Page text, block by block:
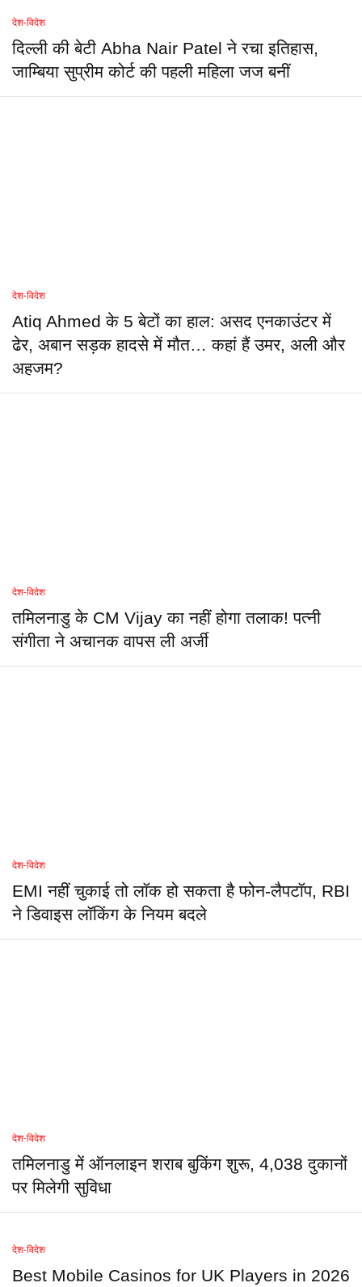
देश-विदेश
दिल्ली की बेटी Abha Nair Patel ने रचा इतिहास,
जाम्बिया सुप्रीम कोर्ट की पहली महिला जज बनीं
देश-विदेश
Atiq Ahmed के 5 बेटों का हाल: असद एनकाउंटर में
ढेर, अबान सड़क हादसे में मौत… कहां हैं उमर, अली और
अहजम?
देश-विदेश
तमिलनाडु के CM Vijay का नहीं होगा तलाक! पत्नी
संगीता ने अचानक वापस ली अर्जी
देश-विदेश
EMI नहीं चुकाई तो लॉक हो सकता है फोन-लैपटॉप, RBI
ने डिवाइस लॉकिंग के नियम बदले
देश-विदेश
तमिलनाडु में ऑनलाइन शराब बुकिंग शुरू, 4,038 दुकानों
पर मिलेगी सुविधा
देश-विदेश
Best Mobile Casinos for UK Players in 2026